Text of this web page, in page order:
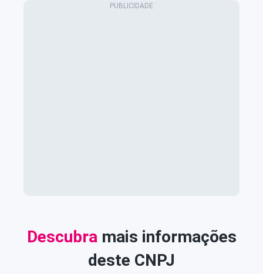
Descubramais informações
deste CNPJ